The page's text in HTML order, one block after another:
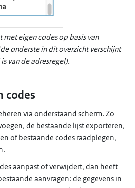
eigen codes op basis van
onderste in dit overzicht verschijnt
van de adresregel).
codes
via onderstaand scherm. Zo
de bestaande lijst exporteren,
of bestaande codes raadplegen,
aanpast of verwijdert, dan heeft
aanvragen: de gegevens in